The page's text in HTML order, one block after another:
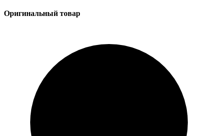
Оригинальный товар